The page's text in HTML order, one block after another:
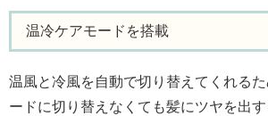
温冷ケアモードを搭載
温風と冷風を自動で切り替えてくれる
ードに切り替えなくても髪にツヤを出す